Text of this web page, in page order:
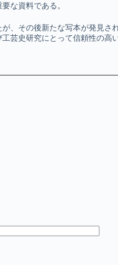
な資料である。
、その後新たな写本が発見さ
芸史研究にとって信頼性の高